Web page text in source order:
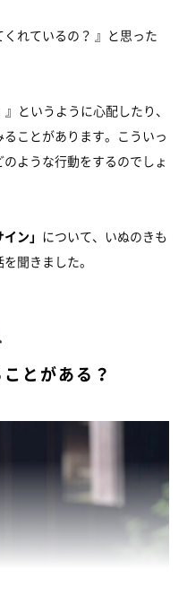
れているの？ 』と思った
というように心配したり、
ことがあります。こういっ
ような行動をするのでしょ
ン」 について、いぬのきも
聞きました。
とがある？